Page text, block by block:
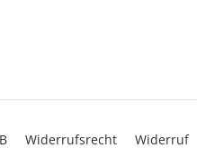
Widerrufsrecht Widerruf